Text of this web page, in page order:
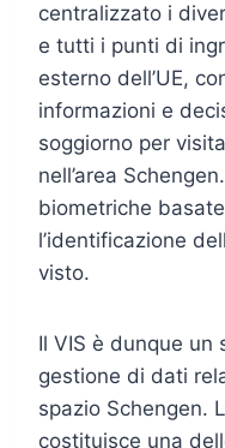
centralizzato i
e tutti i punti di
esterno dell’UE,
informazioni e
soggiorno per
nell’area
biometriche
l’identificazione
visto.
Il VIS è dunque un
gestione di dati
spazio Schengen.
costituisce una